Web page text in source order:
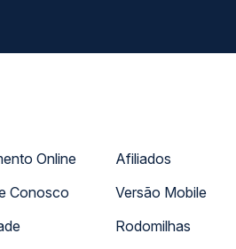
Online
Conosco
Afiliados
Versão Mobile
Rodomilhas